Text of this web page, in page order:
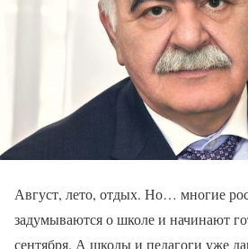
Август, лето, отдых. Но… многие
задумываются о школе и начинают
сентября. А школы и педагоги уже